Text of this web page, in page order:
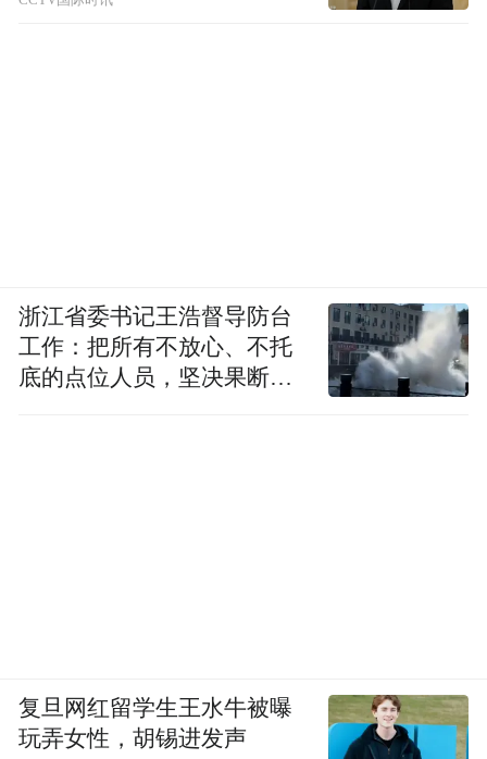
浙江省委书记王浩督导防台
工作：把所有不放心、不托
底的点位人员，坚决果断转
复旦网红留学生王水牛被曝
玩弄女性，胡锡进发声